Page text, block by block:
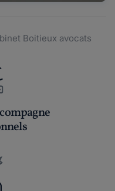
Boitieux avocats